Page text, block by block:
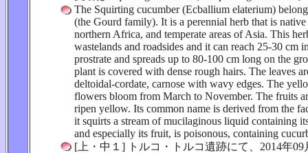
The Squirting cucumber (Ecballium elaterium)
(the Gourd family). It is a perennial herb that is
northern Africa, and temperate areas of Asia. This
wastelands and roadsides and it can reach 25-30 cm
prostrate and spreads up to 80-100 cm long on the
plant is covered with dense rough hairs. The leaves
deltoidal-cordate, carnose with wavy edges. The
flowers bloom from March to November. The fruits
ripen yellow. Its common name is derived from the
it squirts a stream of mucilaginous liquid containing
and especially its fruit, is poisonous, containing
[上・中１] トルコ・トルコ遺跡にて、2014年09